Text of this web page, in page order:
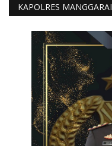
KAPOLRES MANGGARAI